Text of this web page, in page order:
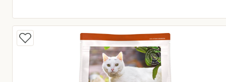
Huidige prijs € 13,56